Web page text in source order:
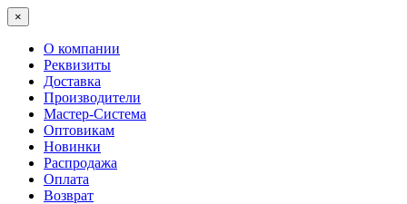
×
О компании
Реквизиты
Доставка
Производители
Мастер-Система
Оптовикам
Новинки
Распродажа
Оплата
Возврат